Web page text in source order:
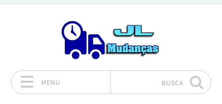
MENU BUSCA